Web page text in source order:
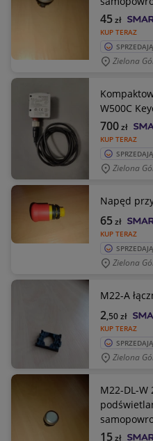
KUP TERAZ
45zł
Zielona
W500C
KUP TERAZ
700zł
Zielona
Napęd
KUP TERAZ
65zł
Zielona
KUP TERAZ
2,50zł
Zielona
M22-DL-W 216922 Napęd przycisk
15zł